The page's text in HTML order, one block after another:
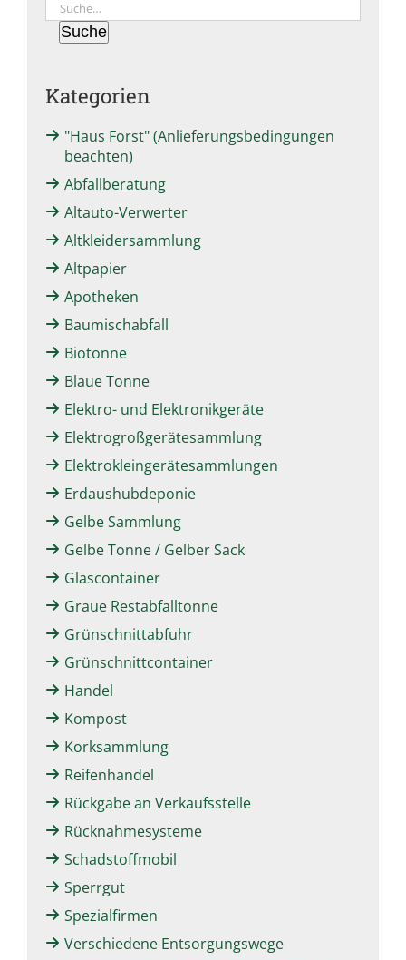
Suche
Kategorien
"Haus Forst" (Anlieferungsbedingungen
beachten)
Abfallberatung
Altauto-Verwerter
Altkleidersammlung
Altpapier
Apotheken
Baumischabfall
Biotonne
Blaue Tonne
Elektro- und Elektronikgeräte
Elektrogroßgerätesammlung
Elektrokleingerätesammlungen
Erdaushubdeponie
Gelbe Sammlung
Gelbe Tonne / Gelber Sack
Glascontainer
Graue Restabfalltonne
Grünschnittabfuhr
Grünschnittcontainer
Handel
Kompost
Korksammlung
Reifenhandel
Rückgabe an Verkaufsstelle
Rücknahmesysteme
Schadstoffmobil
Sperrgut
Spezialfirmen
Verschiedene Entsorgungswege